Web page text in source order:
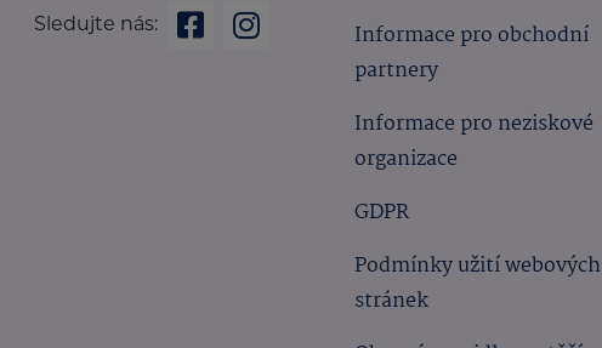
Sledujte nás:
Informace pro obchodní
partnery
Informace pro neziskové
organizace
GDPR
Podmínky užití webových
stránek